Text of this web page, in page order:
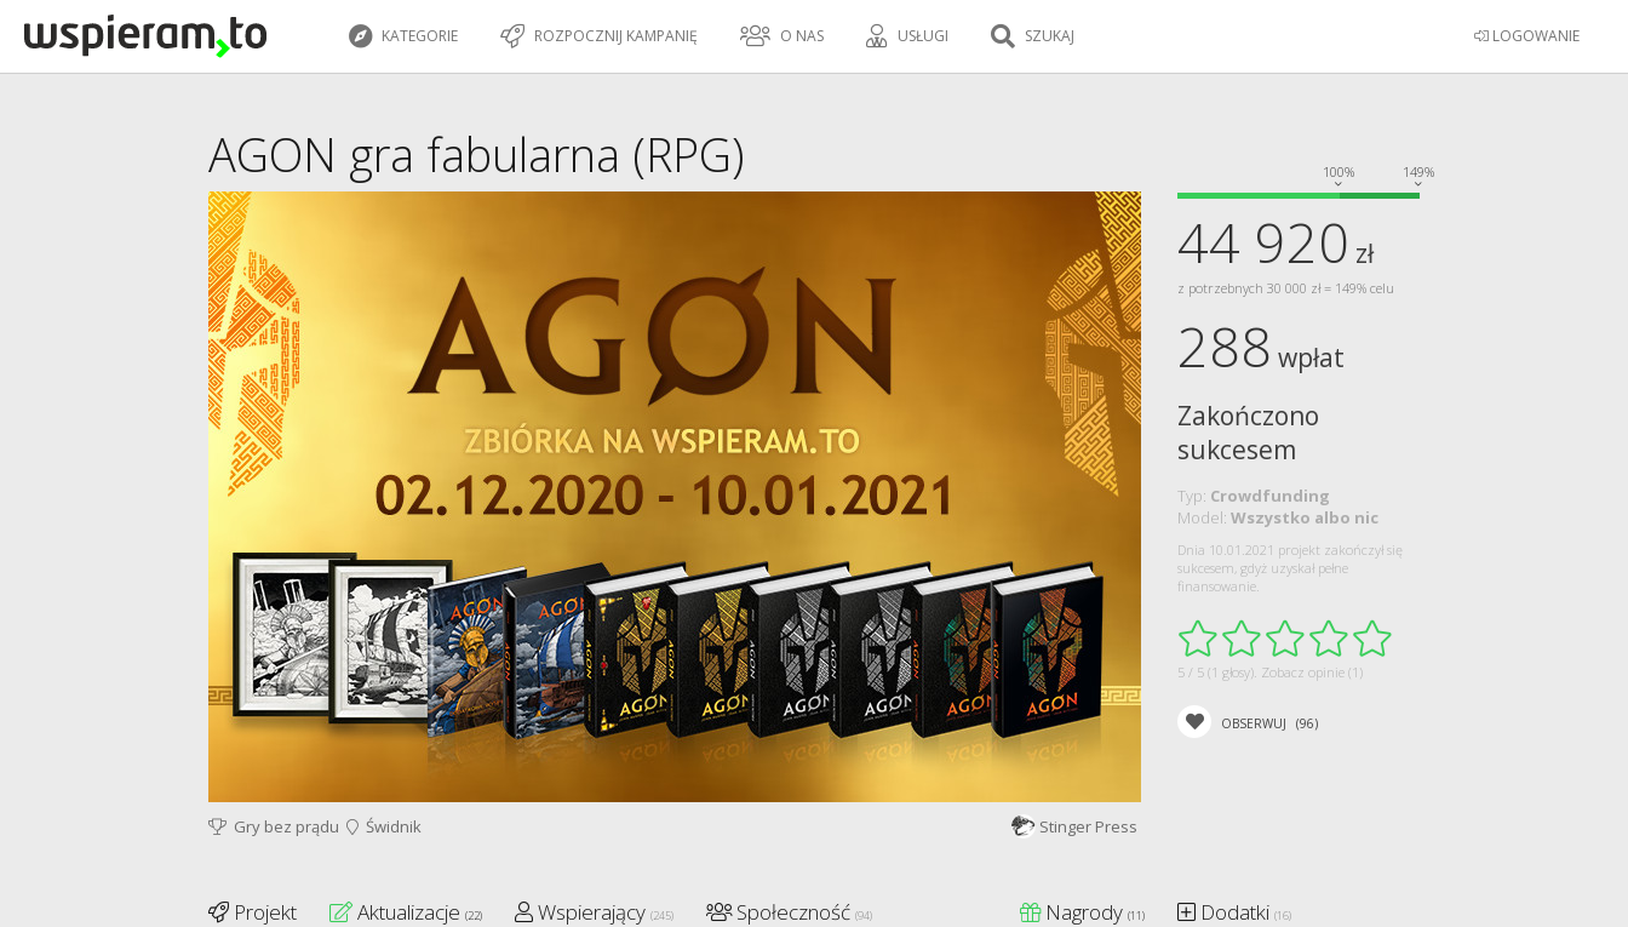
LOGOWANIE
KATEGORIE ROZPOCZNIJ KAMPANIĘ O NAS USŁUGI SZUKAJ
AGON gra fabularna (RPG)
Gry bez prądu Świdnik Stinger Press
100% 149%
44 920 zł
z potrzebnych 30 000 zł = 149% celu
288 wpłat
Zakończono
sukcesem
Typ: Crowdfunding
Model: Wszystko albo nic
Dnia 10.01.2021 projekt zakończył się
sukcesem, gdyż uzyskał pełne
finansowanie.
5 / 5 (1 głosy). Zobacz opinie (1)
OBSERWUJ (96)
Projekt Aktualizacje (22) Wspierający (245) Społeczność (94) Nagrody (11) Dodatki (16)